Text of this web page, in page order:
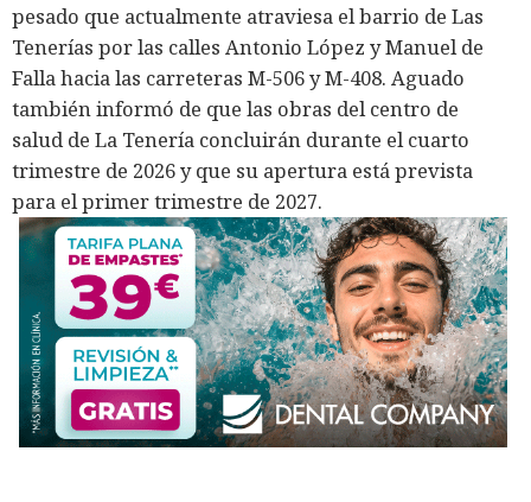
pesado que actualmente atraviesa el barrio de Las
Tenerías por las calles Antonio López y Manuel de
Falla hacia las carreteras M-506 y M-408. Aguado
también informó de que las obras del centro de
salud de La Tenería concluirán durante el cuarto
trimestre de 2026 y que su apertura está prevista
para el primer trimestre de 2027.